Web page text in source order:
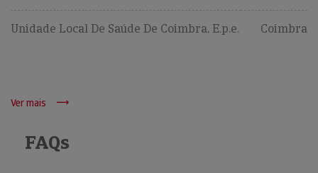
Unidade Local De Saúde De Coimbra, E.p.e. Coimbra
Ver mais
FAQs